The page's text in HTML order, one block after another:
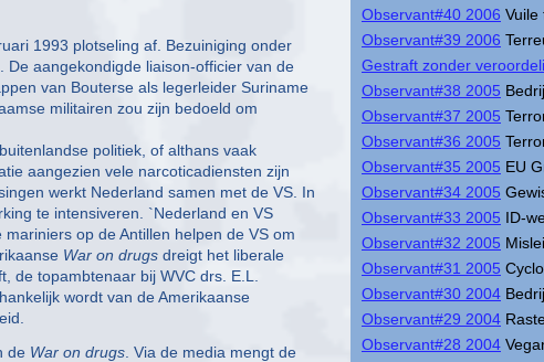
Observant#40 2006 Vuile
Observant#39 2006
Gestraft zonder
Observant#38 2005
Observant#37 2005
Observant#36 2005
Observant#35 2005 EU
Observant#34 2005
Observant#33 2005 ID-
Observant#32 2005
Observant#31 2005
Observant#30 2004
Observant#29 2004
Observant#28 2004
1993 plotseling af. Bezuiniging onder
aangekondigde liaison-officier van de
van Bouterse als legerleider Suriname
militairen zou zijn bedoeld om
politiek, of althans vaak
aangezien vele narcoticadiensten zijn
werkt Nederland samen met de VS. In
te intensiveren. `Nederland en VS
mariniers op de Antillen helpen de VS om
War on drugs dreigt het liberale
topambtenaar bij WVC drs. E.L.
wordt van de Amerikaanse
de War on drugs . Via de media mengt de